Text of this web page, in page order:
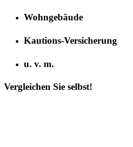
Wohngebäude
Kautions-Versicherung
u. v. m.
Vergleichen Sie selbst!